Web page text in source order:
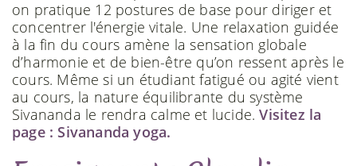
on pratique 12 postures de base pour diriger et
concentrer l'énergie vitale. Une relaxation guidée
à la fin du cours amène la sensation globale
d’harmonie et de bien-être qu’on ressent après le
cours. Même si un étudiant fatigué ou agité vient
au cours, la nature équilibrante du système
Sivananda le rendra calme et lucide.Visitez la
page : Sivananda yoga.